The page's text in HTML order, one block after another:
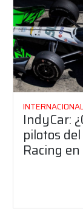
IndyCar:
pilotos
Racing